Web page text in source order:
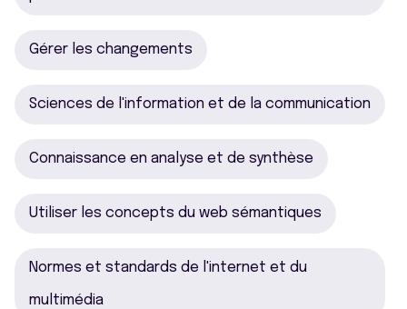
Gérer les changements
Sciences de l'information et de la communication
Connaissance en analyse et de synthèse
Utiliser les concepts du web sémantiques
Normes et standards de l'internet et du
multimédia